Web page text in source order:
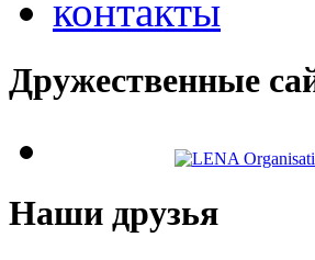
контакты
Дружественные
Наши друзья